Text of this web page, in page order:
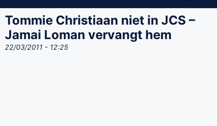
Tommie Christiaan niet in JCS –
Jamai Loman vervangt hem
22/03/2011 - 12:25